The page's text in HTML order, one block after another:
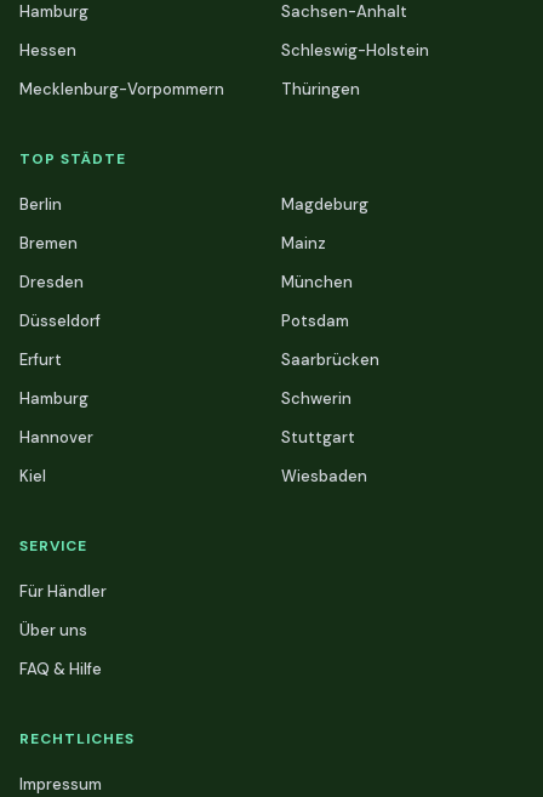
Hamburg
Hessen
Mecklenburg-Vorpommern
Sachsen-Anhalt
Schleswig-Holstein
Thüringen
TOP STÄDTE
Berlin
Bremen
Dresden
Düsseldorf
Erfurt
Hamburg
Hannover
Kiel
Magdeburg
Mainz
München
Potsdam
Saarbrücken
Schwerin
Stuttgart
Wiesbaden
SERVICE
Für Händler
Über uns
FAQ & Hilfe
RECHTLICHES
Impressum